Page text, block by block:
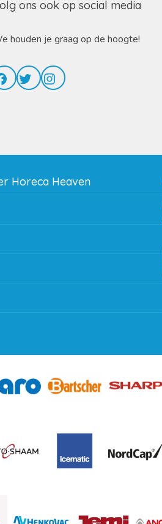
ons ook op social media
houden je graag op de hoogte!
TwitterInstagram
Horeca Heaven